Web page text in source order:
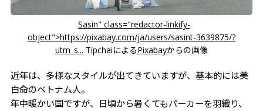
Sasin" class="redactor-linkify-
object">https://pixabay.com/ja/users/sasint-3639875/?
utm_s... TipchaiによるPixabayからの画像
近年は、多様なスタイルが出てきていますが、基本的には美
白命のベトナム人。
年中暖かい国ですが、日頃から暑くてもパーカーを羽織り、